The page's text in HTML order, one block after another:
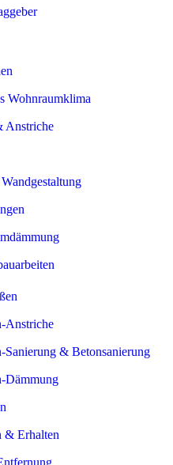
Wohnraumklima
Anstriche
Anstriche
Sanierung & Betonsanierung
Dämmung
& Erhalten